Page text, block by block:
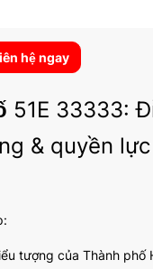
hệ ngay
51E 33333:
& quyền
tượng của Thành phố